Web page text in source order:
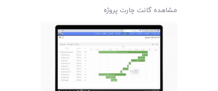
مشاهده گانت چارت پروژه